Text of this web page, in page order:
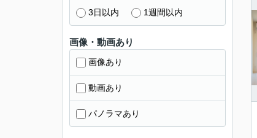
3日以内 1週間以内
画像・動画あり
画像あり
動画あり
パノラマあり